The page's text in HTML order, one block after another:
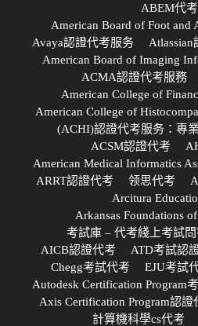
ABEM代
American Board of Foot and
Avaya認證代考服务
Atlassian
American Board of Imaging
ACMA認證代考服務
American College of
American College of
(ACHI)認證代考服务：專
ACSM認證代考
American Medical Informatics
ARRT認證代考
领思代考
Arcitura
Arkansas Foundations
考試庫 – 代考綫上考試
AICB認證代考
ATD考試認
Chegg考試代考
EJU考試
Autodesk Certification Program
Axis Certification Program認證
計算機科學cs代考